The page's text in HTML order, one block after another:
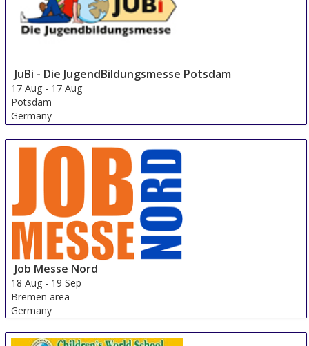
JuBi - Die JugendBildungsmesse Potsdam
17 Aug - 17 Aug
Potsdam
Germany
Job Messe Nord
18 Aug - 19 Sep
Bremen area
Germany